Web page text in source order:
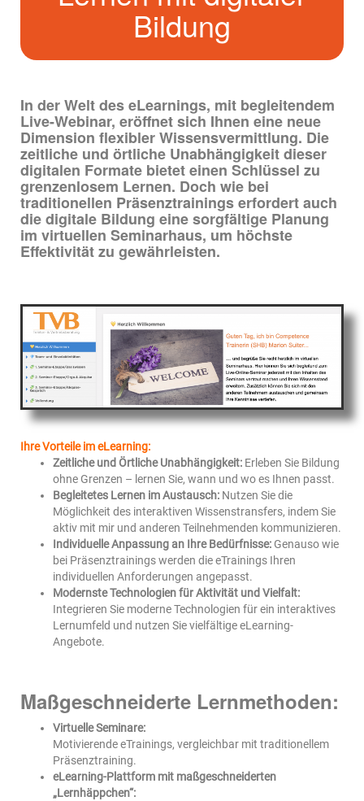
Bildung
In der Welt des eLearnings, mit begleitendem
Live-Webinar, eröffnet sich Ihnen eine neue
Dimension flexibler Wissensvermittlung. Die
zeitliche und örtliche Unabhängigkeit dieser
digitalen Formate bietet einen Schlüssel zu
grenzenlosem Lernen. Doch wie bei
traditionellen Präsenztrainings erfordert auch
die digitale Bildung eine sorgfältige Planung
im virtuellen Seminarhaus, um höchste
Effektivität zu gewährleisten.
Ihre Vorteile im eLearning:
Zeitliche und Örtliche Unabhängigkeit: Erleben Sie Bildung
ohne Grenzen – lernen Sie, wann und wo es Ihnen passt.
Begleitetes Lernen im Austausch: Nutzen Sie die
Möglichkeit des interaktiven Wissenstransfers, indem Sie
aktiv mit mir und anderen Teilnehmenden kommunizieren.
Individuelle Anpassung an Ihre Bedürfnisse: Genauso wie
bei Präsenztrainings werden die eTrainings Ihren
individuellen Anforderungen angepasst.
Modernste Technologien für Aktivität und Vielfalt:
Integrieren Sie moderne Technologien für ein interaktives
Lernumfeld und nutzen Sie vielfältige eLearning-
Angebote.
Maßgeschneiderte Lernmethoden:
Virtuelle Seminare:
Motivierende eTrainings, vergleichbar mit traditionellem
Präsenztraining.
eLearning-Plattform mit maßgeschneiderten
„Lernhäppchen“: